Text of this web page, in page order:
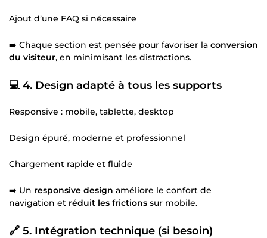
Ajout d’une FAQ si nécessaire
➡️ Chaque section est pensée pour favoriser la conversion
du visiteur, en minimisant les distractions.
💻 4. Design adapté à tous les supports
Responsive : mobile, tablette, desktop
Design épuré, moderne et professionnel
Chargement rapide et fluide
➡️ Un responsive design améliore le confort de
navigation et réduit les frictions sur mobile.
🔗 5. Intégration technique (si besoin)